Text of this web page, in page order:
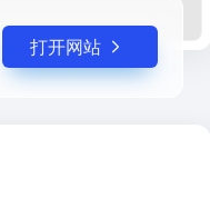
打开网站